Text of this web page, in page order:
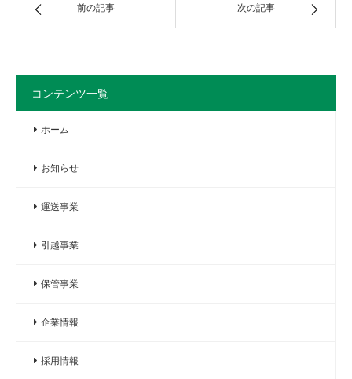
前の記事 次の記事
コンテンツ一覧
ホーム
お知らせ
運送事業
引越事業
保管事業
企業情報
採用情報